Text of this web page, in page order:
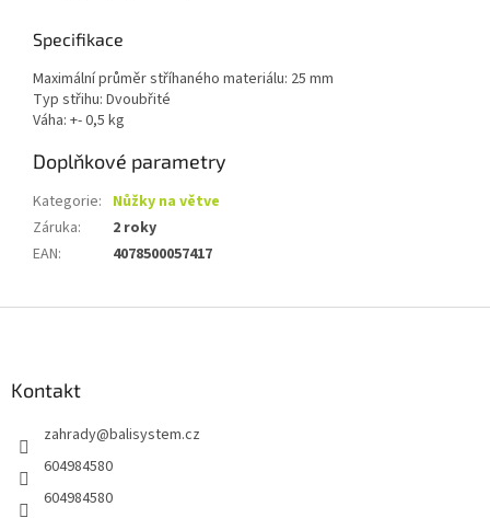
Specifikace
Maximální průměr stříhaného materiálu: 25 mm
Typ střihu: Dvoubřité
Váha: +- 0,5 kg
Doplňkové parametry
Kategorie: Nůžky na větve
Záruka:
2 roky
EAN: 4078500057417
Kontakt
zahrady@balisystem.cz
604984580
604984580